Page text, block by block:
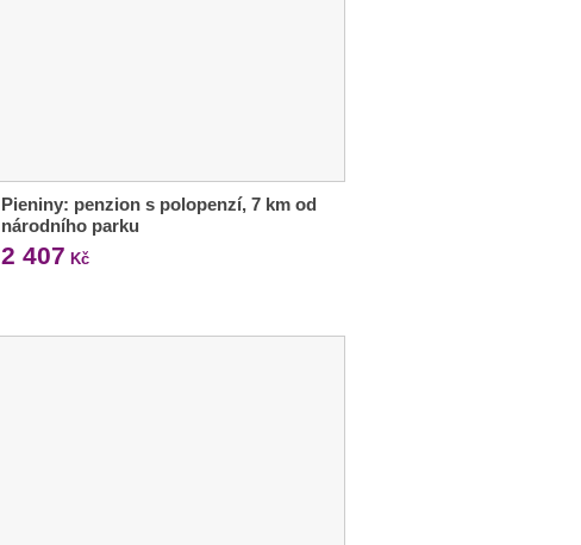
Pieniny: penzion s polopenzí, 7 km od
národního parku
2 407 Kč